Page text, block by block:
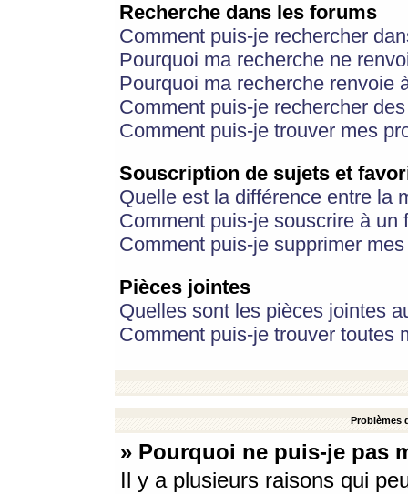
Recherche dans les forums
Comment puis-je rechercher
Pourquoi ma recherche ne
Pourquoi ma recherche renvoie
Comment puis-je rechercher
Comment puis-je trouver mes
Souscription de sujets et
Quelle est la différence entre la
Comment puis-je souscrire à
Comment puis-je supprimer
Pièces jointes
Quelles sont les pièces jointes
Comment puis-je trouver toutes
Problèmes
» Pourquoi ne puis-je pas
Il y a plusieurs raisons qui